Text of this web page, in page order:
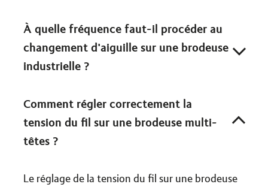
À quelle fréquence faut-il procéder au
changement d'aiguille sur une brodeuse
industrielle ?
Comment régler correctement la
tension du fil sur une brodeuse multi-
têtes ?
Le réglage de la tension du fil sur une brodeuse